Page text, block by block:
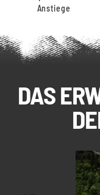
Anstiege
DAS